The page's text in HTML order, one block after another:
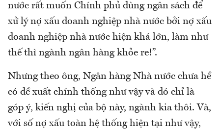
nước rất muốn Chính phủ dùng ngân sách để
xử lý nợ xấu doanh nghiệp nhà nước bởi nợ xấu
doanh nghiệp nhà nước hiện khá lớn, làm như
thế thì ngành ngân hàng khỏe re!”.
Nhưng theo ông, Ngân hàng Nhà nước chưa hề
có đề xuất chính thống như vậy và đó chỉ là
góp ý, kiến nghị của bộ này, ngành kia thôi. Và,
với số nợ xấu toàn hệ thống hiện tại như vậy,